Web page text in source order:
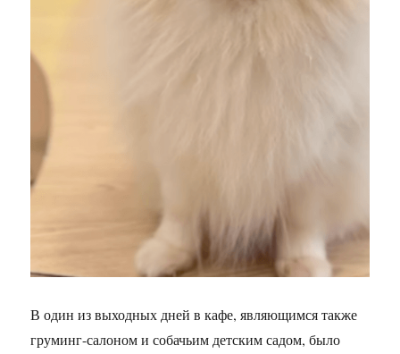
В один из выходных дней в кафе, являющимся также
груминг-салоном и собачьим детским садом, было